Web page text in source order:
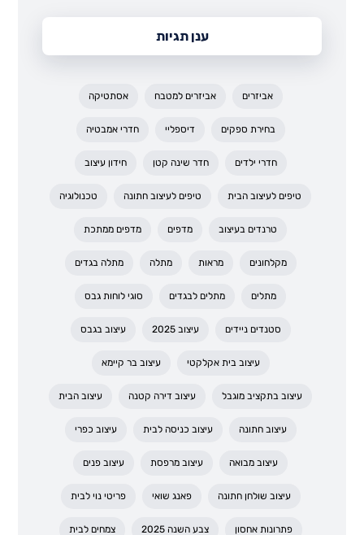
ענן תגיות
אביזרים אביזרים למטבח אסתטיקה
בחירת ספקים דיספליי חדרי אמבטיה
חדרי ילדים חדר שינה קטן חידון עיצוב
טיפים לעיצוב הבית טיפים לעיצוב חתונה טכנולוגיה
טרנדים בעיצוב מדפים מדפים ממתכת
מקלחונים מראות מתלה מתלה בגדים
מתלים מתלים לבגדים סוגי לוחות גבס
סטנדים ניידים עיצוב 2025 עיצוב בגבס
עיצוב בית אקלקטי עיצוב בר קיימא
עיצוב בתקציב מוגבל עיצוב דירה קטנה עיצוב הבית
עיצוב חתונה עיצוב כניסה לבית עיצוב כפרי
עיצוב מבואה עיצוב מרפסת עיצוב פנים
עיצוב שולחן חתונה פאנג שואי פריטי נוי לבית
פתרונות אחסון צבע השנה 2025 צמחים לבית